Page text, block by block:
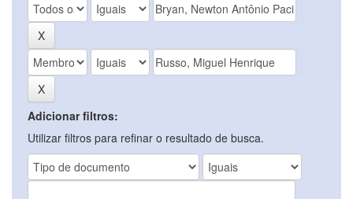
Adicionar filtros:
Utilizar filtros para refinar o resultado de busca.